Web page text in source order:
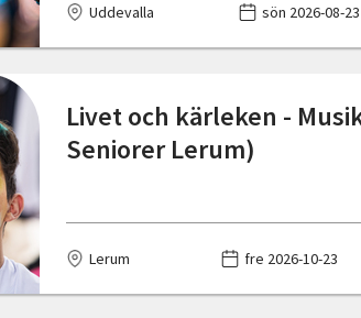
Uddevalla sön 2026-08-23
Livet och kärleken -
Seniorer Lerum)
Lerum fre 2026-10-23